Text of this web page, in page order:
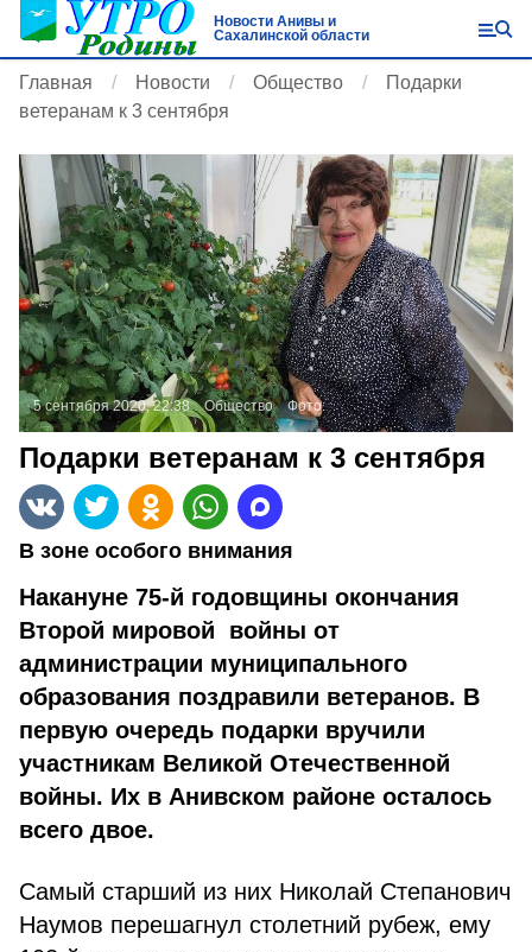
Новости Анивы и
Сахалинской области
Главная Новости Общество
Подарки
ветеранам к 3 сентября
5 сентября 2020, 22:38 Общество Фото:
Подарки ветеранам к 3 сентября
В зоне особого внимания
Накануне 75-й годовщины окончания
Второй мировой войны от
администрации муниципального
образования поздравили ветеранов. В
первую очередь подарки вручили
участникам Великой Отечественной
войны. Их в Анив­ском районе осталось
всего двое.
Самый старший из них Николай Степанович
Наумов перешагнул сто­летний рубеж, ему